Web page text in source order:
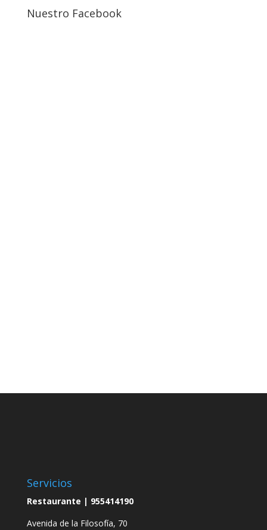
Nuestro Facebook
Servicios
Restaurante | 955414190
Avenida de la Filosofía, 70